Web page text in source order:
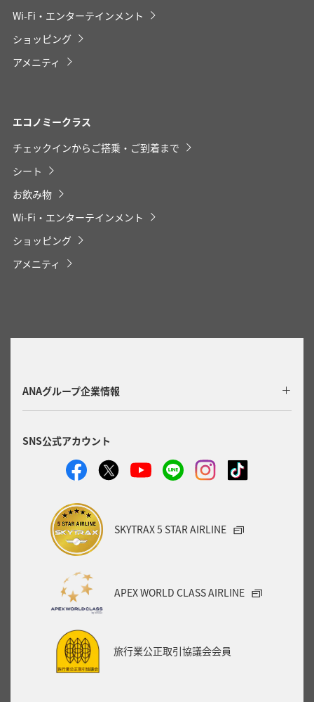
1人
プロモーションコードについて
・表示金額は選択いただいた条件でのもっともおトクな運賃とな
・表示金額と空席状況は最新ではない場合があります。[検索す
・「＊」は現在金額が確認できない都市・日付となります。空席
照会結果画面にて最新の情報をご確認ください。
・表示金額には、運賃、燃油特別付加運賃
その他の各種税金、料金などが含まれます。発券時に再計算する
ため、変動する可能性があります。
・複数空港がある都市においては、複数空港の中でのおトクな運
検索する
Wi-Fi・エンターテインメント
ショッピング
アメニティ
エコノミークラス
チェックインからご搭乗・ご到着まで
シート
お飲み物
Wi-Fi・エンターテインメント
ショッピング
アメニティ
ANAグループ企業情報
SNS公式アカウント
SKYTRAX 5 STAR AIRLINE
APEX WORLD CLASS AIRLINE
旅行業公正取引協議会会員